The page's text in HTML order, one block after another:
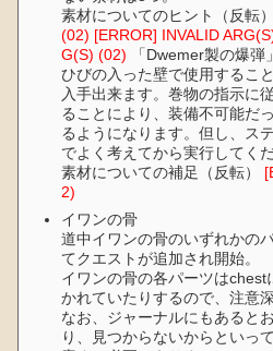
素材についてのヒント（反転）
(02) [ERROR] INVALID
G(S) (02) 「Dwemer製の爆
ひびの入った壁で使用するこ
入手出来ます。巻物の指示に
ることにより、装備不可能だ
るようになります。但し、ス
でよく考えてから実行してくだ
素材についての補足（反転）
2)
イワンの骨
道中イワンの骨のいずれかの
てクエストが追加され開始。
イワンの骨の各パーツは
かれていたりするので、注意
なお、ジャーナルにもあると
り、見つからないからといっ